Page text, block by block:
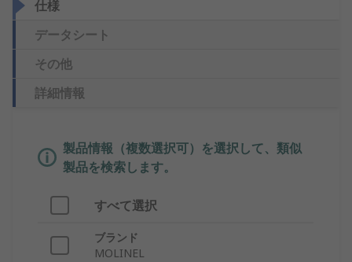
仕様
データシート
その他
詳細情報
製品情報（複数選択可）を選択して、類似
製品を検索します。
すべて選択
ブランド
MOLINEL